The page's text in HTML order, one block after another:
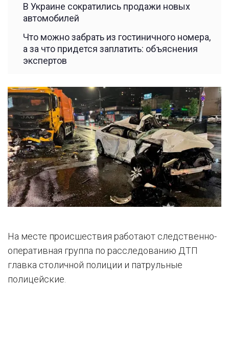
В Украине сократились продажи новых
автомобилей
Что можно забрать из гостиничного номера,
а за что придется заплатить: объяснения
экспертов
На месте происшествия работают следственно-
оперативная группа по расследованию ДТП
главка столичной полиции и патрульные
полицейские.